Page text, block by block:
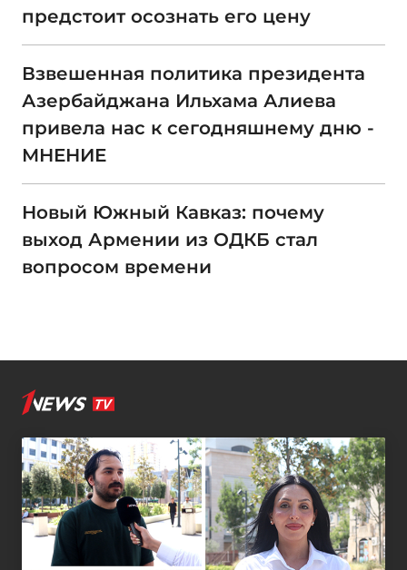
предстоит осознать его цену
Взвешенная политика президента
Азербайджана Ильхама Алиева
привела нас к сегодняшнему дню -
МНЕНИЕ
Новый Южный Кавказ: почему
выход Армении из ОДКБ стал
вопросом времени